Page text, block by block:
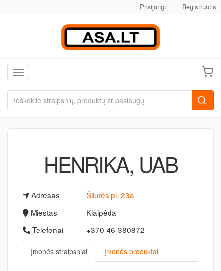
Prisijungti Registruotis
Toggle navigation
HENRIKA, UAB
Adresas
Šilutės pl. 23a
Miestas
Klaipėda
Telefonai
+370-46-380872
Įmonės straipsniai Įmonės produktai